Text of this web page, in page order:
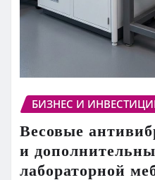
БИЗНЕС И
Весовые
и
лабораторной